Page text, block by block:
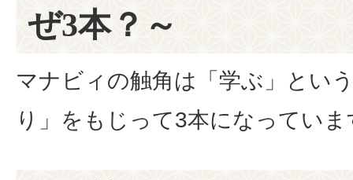
ぜ3本？～
マナビィの触角は「学ぶ」とい
り」をもじって3本になっていま